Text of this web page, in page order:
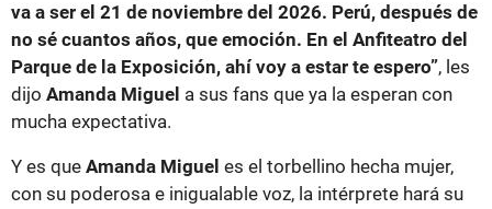
va a ser el 21 de noviembre del 2026. Perú, después de
no sé cuantos años, que emoción. En el Anfiteatro del
Parque de la Exposición, ahí voy a estar te espero”, les
dijo Amanda Miguel a sus fans que ya la esperan con
mucha expectativa.
Y es que Amanda Miguel es el torbellino hecha mujer,
con su poderosa e inigualable voz, la intérprete hará su